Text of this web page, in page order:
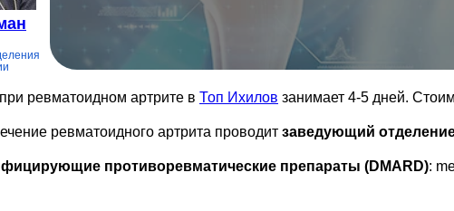
ревматоидном артрите в Топ Ихилов занимает 4-5 дней.
ревматоидного артрита проводит заведующий
противоревматические препараты (DMARD):